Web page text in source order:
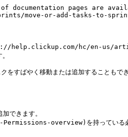
pages are
move-or-add-tasks-to-
help.clickup.com/hc/en-us/
すばやく移動または追加することもでき
きます。